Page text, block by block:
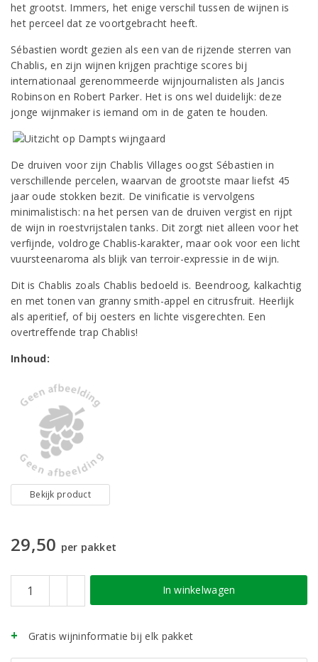
het grootst. Immers, het enige verschil tussen de wijnen is
het perceel dat ze voortgebracht heeft.
Sébastien wordt gezien als een van de rijzende sterren van
Chablis, en zijn wijnen krijgen prachtige scores bij
internationaal gerenommeerde wijnjournalisten als Jancis
Robinson en Robert Parker. Het is ons wel duidelijk: deze
jonge wijnmaker is iemand om in de gaten te houden.
De druiven voor zijn Chablis Villages oogst Sébastien in
verschillende percelen, waarvan de grootste maar liefst 45
jaar oude stokken bezit. De vinificatie is vervolgens
minimalistisch: na het persen van de druiven vergist en rijpt
de wijn in roestvrijstalen tanks. Dit zorgt niet alleen voor het
verfijnde, voldroge Chablis-karakter, maar ook voor een licht
vuursteenaroma als blijk van terroir-expressie in de wijn.
Dit is Chablis zoals Chablis bedoeld is. Beendroog, kalkachtig
en met tonen van granny smith-appel en citrusfruit. Heerlijk
als aperitief, of bij oesters en lichte visgerechten. Een
overtreffende trap Chablis!
Inhoud:
Bekijk product
29,50 per pakket
In winkelwagen
Gratis wijninformatie bij elk pakket